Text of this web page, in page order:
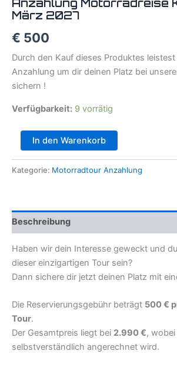
Anzahlung Motorradreise
März 2027
€ 500
Durch den Kauf dieses Produktes
Anzahlung um dir deinen Platz bei
sichern !
Verfügbarkeit: 9 vorrätig
In den Warenkorb
Kategorie: Motorradtour Anzahlung
Beschreibung
Haben wir dein Interesse geweckt und
dieser einzigartigen Tour sein?
Dann sichere dir jetzt deinen Platz mit
Die Reservierungsgebühr beträgt 500 €
Tour.
Der Gesamtpreis liegt bei 2.990 €,
selbstverständlich angerechnet wird.